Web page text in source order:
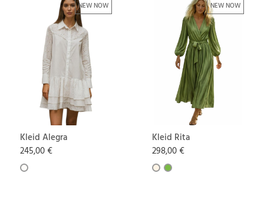
NEW NOW
Kleid Alegra
245,00 €
NEW NOW
Kleid Rita
298,00 €